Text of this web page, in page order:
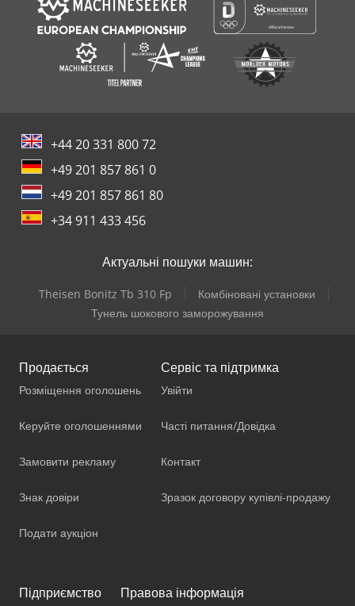
+44 20 331 800 72
+49 201 857 861 0
+49 201 857 861 80
+34 911 433 456
Актуальні пошуки машин:
Theisen Bonitz Tb 310 Fp
Комбіновані установки
Тунель шокового заморожування
Продається
Розміщення оголошень
Керуйте оголошеннями
Замовити рекламу
Знак довіри
Подати аукціон
Сервіс та підтримка
Увійти
Часті питання/Довідка
Контакт
Зразок договору купівлі-продажу
Підприємство Правова інформація